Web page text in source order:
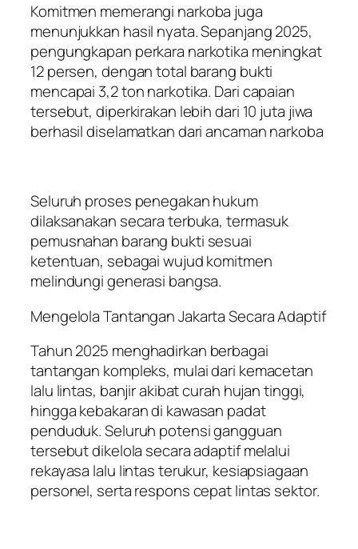
Komitmen memerangi narkoba juga
menunjukkan hasil nyata. Sepanjang 2025,
pengungkapan perkara narkotika meningkat
12 persen, dengan total barang bukti
mencapai 3,2 ton narkotika. Dari capaian
tersebut, diperkirakan lebih dari 10 juta jiwa
berhasil diselamatkan dari ancaman narkoba
Seluruh proses penegakan hukum
dilaksanakan secara terbuka, termasuk
pemusnahan barang bukti sesuai
ketentuan, sebagai wujud komitmen
melindungi generasi bangsa.
Mengelola Tantangan Jakarta Secara Adaptif
Tahun 2025 menghadirkan berbagai
tantangan kompleks, mulai dari kemacetan
lalu lintas, banjir akibat curah hujan tinggi,
hingga kebakaran di kawasan padat
penduduk. Seluruh potensi gangguan
tersebut dikelola secara adaptif melalui
rekayasa lalu lintas terukur, kesiapsiagaan
personel, serta respons cepat lintas sektor.